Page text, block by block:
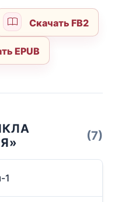
Скачать FB2
EPUB
(7)
1